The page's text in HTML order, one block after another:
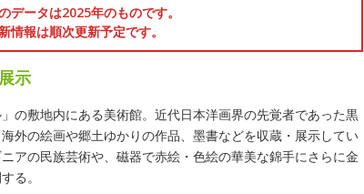
データは2025年のものです。
情報は順次更新予定です。
示
の敷地内にある美術館。近代日本洋画界の先覚者であった黒
外の絵画や郷土ゆかりの作品、墨書などを収蔵・展示してい
アの民族芸術や、磁器で赤絵・色絵の華美な錦手にさらに金
る。